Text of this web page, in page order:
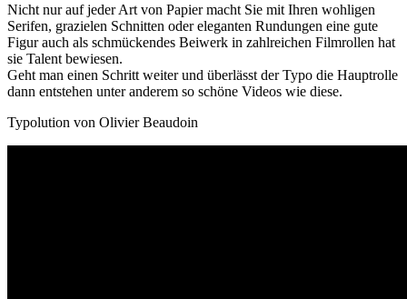
love
typo
Nicht nur auf jeder Art von Papier macht Sie mit Ihren wohligen
Serifen, grazielen Schnitten oder eleganten Rundungen eine gute
Figur auch als schmückendes Beiwerk in zahlreichen Filmrollen hat
sie Talent bewiesen.
Geht man einen Schritt weiter und überlässt der Typo die Hauptrolle
dann entstehen unter anderem so schöne Videos wie diese.
Typolution von Olivier Beaudoin